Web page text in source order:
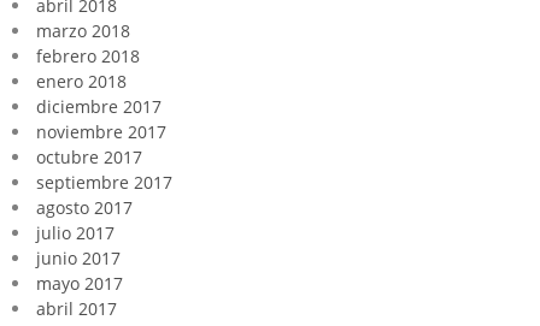
abril 2018
marzo 2018
febrero 2018
enero 2018
diciembre 2017
noviembre 2017
octubre 2017
septiembre 2017
agosto 2017
julio 2017
junio 2017
mayo 2017
abril 2017